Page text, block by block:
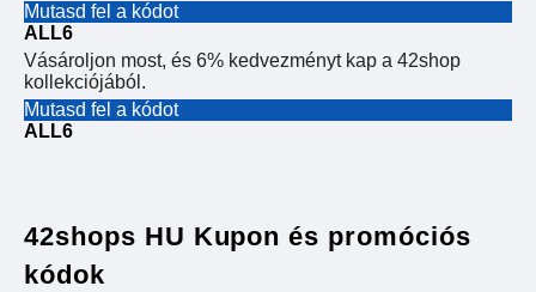
Mutasd fel a kódot
ALL6
Vásároljon most, és 6% kedvezményt kap a 42shop
kollekciójából.
Mutasd fel a kódot
ALL6
42shops HU Kupon és promóciós
kódok